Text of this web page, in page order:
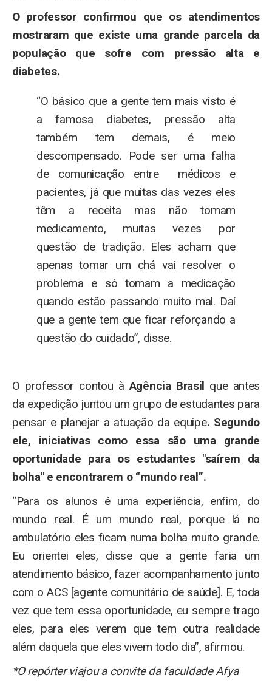
O professor confirmou que os atendimentos
mostraram que existe uma grande parcela da
população que sofre com pressão alta e
diabetes.
“O básico que a gente tem mais visto é
a famosa diabetes, pressão alta
também tem demais, é meio
descompensado. Pode ser uma falha
de comunicação entre médicos e
pacientes, já que muitas das vezes eles
têm a receita mas não tomam
medicamento, muitas vezes por
questão de tradição. Eles acham que
apenas tomar um chá vai resolver o
problema e só tomam a medicação
quando estão passando muito mal. Daí
que a gente tem que ficar reforçando a
questão do cuidado”, disse.
O professor contou àAgência Brasil que antes
da expedição juntou um grupo de estudantes para
pensar e planejar a atuação da equipe. Segundo
ele, iniciativas como essa são uma grande
oportunidade para os estudantes "saírem da
bolha" e encontrarem o “mundo real”.
“Para os alunos é uma experiência, enfim, do
mundo real. É um mundo real, porque lá no
ambulatório eles ficam numa bolha muito grande.
Eu orientei eles, disse que a gente faria um
atendimento básico, fazer acompanhamento junto
com o ACS [agente comunitário de saúde]. E, toda
vez que tem essa oportunidade, eu sempre trago
eles, para eles verem que tem outra realidade
além daquela que eles vivem todo dia”, afirmou.
*O repórter viajou a convite da faculdade Afya